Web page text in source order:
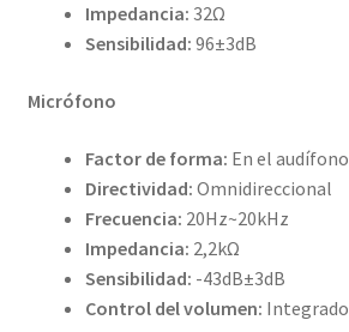
Impedancia: 32Ω
Sensibilidad: 96±3dB
Micrófono
Factor de forma: En el audífono
Directividad: Omnidireccional
Frecuencia: 20Hz~20kHz
Impedancia: 2,2kΩ
Sensibilidad: -43dB±3dB
Control del volumen: Integrado